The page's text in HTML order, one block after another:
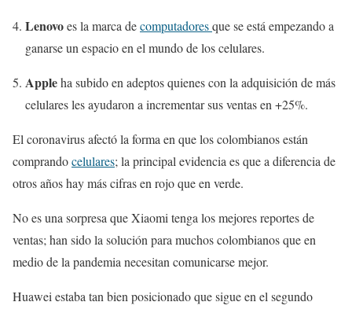
Lenovoes la marca decomputadoresque se está empezando a
ganarse un espacio en el mundo de los celulares.
Appleha subido en adeptos quienes con la adquisición de más
celulares les ayudaron a incrementar sus ventas en +25%.
El coronavirus afectó la forma en que los colombianos están
comprandocelulares; la principal evidencia es que a diferencia de
otros años hay más cifras en rojo que en verde.
No es una sorpresa que Xiaomi tenga los mejores reportes de
ventas; han sido la solución para muchos colombianos que en
medio de la pandemia necesitan comunicarse mejor.
Huawei estaba tan bien posicionado que sigue en el segundo